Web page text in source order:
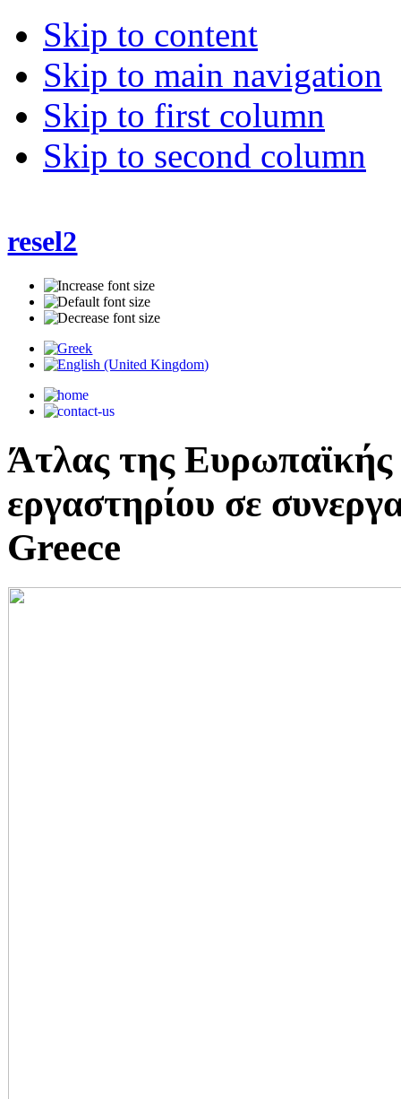
Skip to content
Skip to main navigation
Skip to first column
Skip to second column
resel2
Άτλας της Ευρωπαϊκής
εργαστηρίου σε
Greece